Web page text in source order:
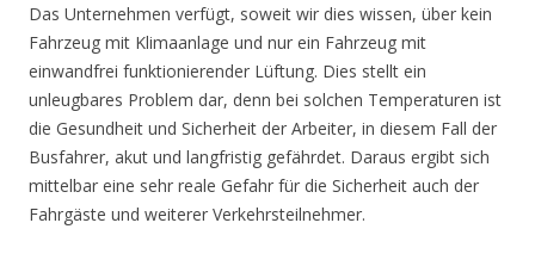
Das Unternehmen verfügt, soweit wir dies wissen, über kein
Fahrzeug mit Klimaanlage und nur ein Fahrzeug mit
einwandfrei funktionierender Lüftung. Dies stellt ein
unleugbares Problem dar, denn bei solchen Temperaturen ist
die Gesundheit und Sicherheit der Arbeiter, in diesem Fall der
Busfahrer, akut und langfristig gefährdet. Daraus ergibt sich
mittelbar eine sehr reale Gefahr für die Sicherheit auch der
Fahrgäste und weiterer Verkehrsteilnehmer.